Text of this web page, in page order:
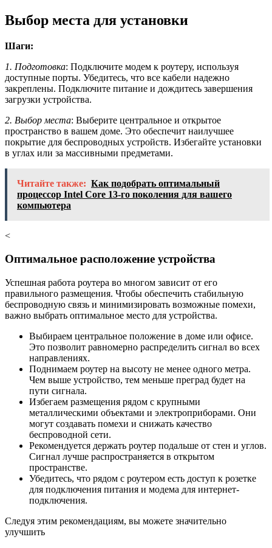
Выбор места для установки
Шаги:
1. Подготовка: Подключите модем к роутеру, используя
доступные порты. Убедитесь, что все кабели надежно
закреплены. Подключите питание и дождитесь завершения
загрузки устройства.
2. Выбор места: Выберите центральное и открытое
пространство в вашем доме. Это обеспечит наилучшее
покрытие для беспроводных устройств. Избегайте установки
в углах или за массивными предметами.
Читайте также: Как подобрать оптимальный
процессор Intel Core 13-го поколения для вашего
компьютера
<
Оптимальное расположение устройства
Успешная работа роутера во многом зависит от его
правильного размещения. Чтобы обеспечить стабильную
беспроводную связь и минимизировать возможные помехи,
важно выбрать оптимальное место для устройства.
Выбираем центральное положение в доме или офисе.
Это позволит равномерно распределить сигнал во всех
направлениях.
Поднимаем роутер на высоту не менее одного метра.
Чем выше устройство, тем меньше преград будет на
пути сигнала.
Избегаем размещения рядом с крупными
металлическими объектами и электроприборами. Они
могут создавать помехи и снижать качество
беспроводной сети.
Рекомендуется держать роутер подальше от стен и углов.
Сигнал лучше распространяется в открытом
пространстве.
Убедитесь, что рядом с роутером есть доступ к розетке
для подключения питания и модема для интернет-
подключения.
Следуя этим рекомендациям, вы можете значительно
улучшить